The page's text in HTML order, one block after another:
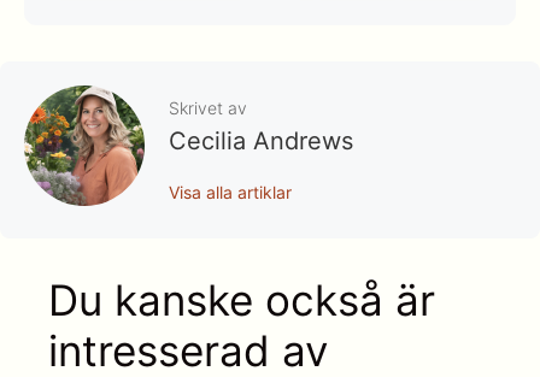
Skrivet av
Cecilia Andrews
Visa alla artiklar
Du kanske också är
intresserad av